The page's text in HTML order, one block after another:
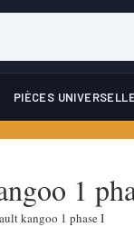
PIÈCES
1
kangoo 1 phase I